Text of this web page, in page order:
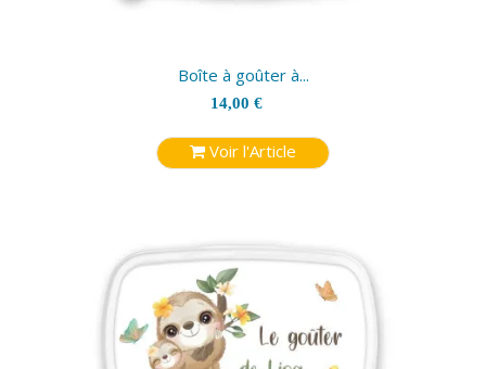
Boîte à goûter à...
14,00 €
Voir l'Article